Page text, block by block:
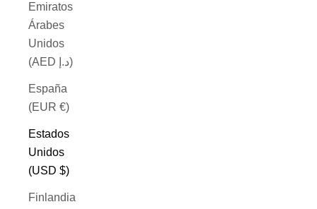
Emiratos
Árabes
Unidos
(AED د.إ)
España
(EUR €)
Estados
Unidos
(USD $)
Finlandia